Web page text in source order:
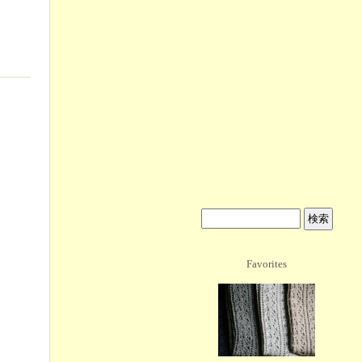
Favorites